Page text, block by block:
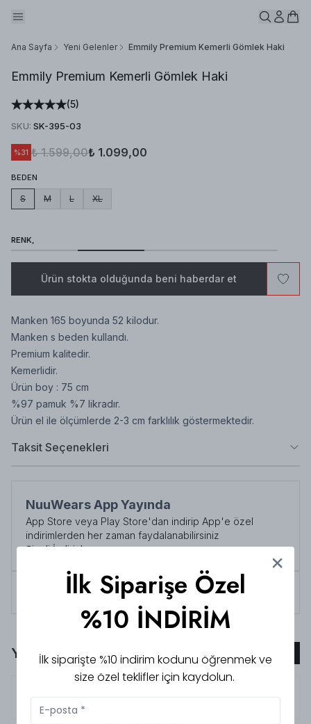
Ana Sayfa Yeni Gelenler Emmily Premium Kemerli Gömlek Haki
Emmily Premium Kemerli Gömlek Haki
(5)
SKU: SK-395-03
%31 ₺ 1.599,00₺ 1.099,00
BEDEN
S M L XL
RENK,
Ürün stokta olduğunda beni haberdar et
Manken 165 boyunda 52 kilodur.
Manken s beden kullandı.
Premium kalitedir.
Kemerlidir.
Ürün boy : 75 cm
%97 pamuk %7 likradır.
Ürün el ile ölçümlerde 2-3 cm farklılık göstermektedir.
Taksit Seçenekleri
NuuWears App Yayında
App Store veya Play Store'dan indirip App'e özel
indirimlerden her zaman faydalanabilirsiniz
Şimdi İndirin!
Tüm siparişlerde 3000 TL üzeri kargo ücretsiz!
Yorumlar Yorum Ekle
İlk Siparişe Özel
%10 İNDİRİM
İlk siparişte %10 indirim kodunu öğrenmek ve
size özel teklifler için kaydolun.